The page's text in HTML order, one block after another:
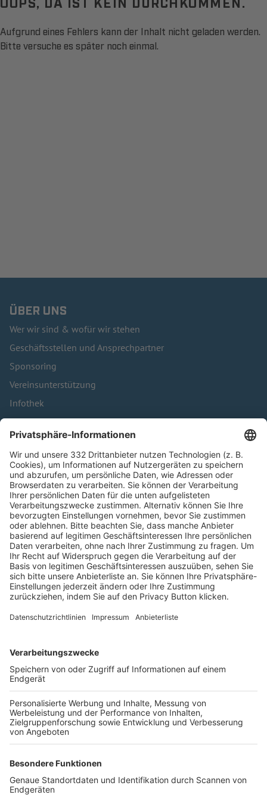
Aufgrund eines Fehlers kann der Inhalt nicht geladen werden.
Bitte versuche es später noch einmal.
ÜBER UNS
Wer wir sind & wofür wir stehen
Geschäftsstellen und Ansprechpartner
Sponsoring
Vereinsunterstützung
Infothek
Kontakt
HÄUFIG BESUCHTE SEITEN
Pässe und Vereinswechsel
Trainerausbildung
Schulungsangebot Vereinsmitarbeiter
BFV-Geschäftsstellen
Trainerbörse
Login SpielPlus
FOLGE DEM BFV
TOP-VEREINE
TOP-PARTNER